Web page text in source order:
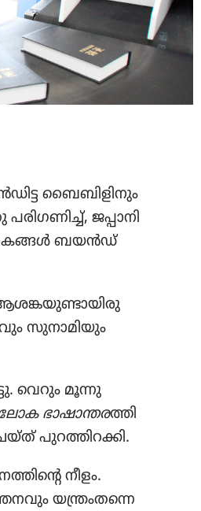
ബൈബി​ളി​നും
ജപ്പാനി​
ബയൻഡ്‌
സുനാ​മി​യും
വെറും മൂന്നു
ഭാഷാ​ന്ത​ര​ത്തി​
പുറത്തി​റ​ക്കി.
നീളം.
യന്ത്രം​ത​ന്നെ​